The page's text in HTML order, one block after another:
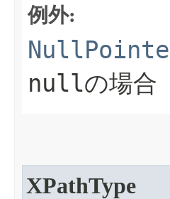
例外:
nullの場合
XPathType